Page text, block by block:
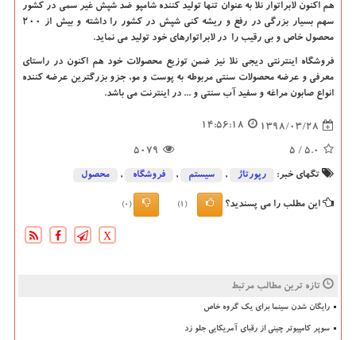
هم اکنون لابراتوار نلا به عنوان تنها تولید کننده شامپو ضد شپش غیر سمی در کشور
سهم بسیار بزرگی در رفع و ریشه کنی شپش در کشور را داشته و بیش از 200
محصول خاص و بی رقیب را در لابراتوارهای خود تولید می نماید.
فروشگاه اینترنتی دیجی نلا نیز ضمن توزیع محصولات خود هم اکنون در راستای
معرفی و عرضه محصولات سنتی مربوطه به پوست و مو، جزو بزرگترین عرضه کننده
انواع صابون مراغه و سفید آب سنتی و ... در اینترنت می باشد.
1398/03/28
14:56:18
5.0
/ 5
5079
تگهای خبر: رپورتاژ , سیستم , فروشگاه , محصول
این مطلب را می پسندید؟ (1)
(0)
X
تازه ترین مطالب مرتبط
رایگان شدن سینما برای یک گروه خاص
سوپر کامپیوتر چینی از رقبای آمریکایی جلو زد